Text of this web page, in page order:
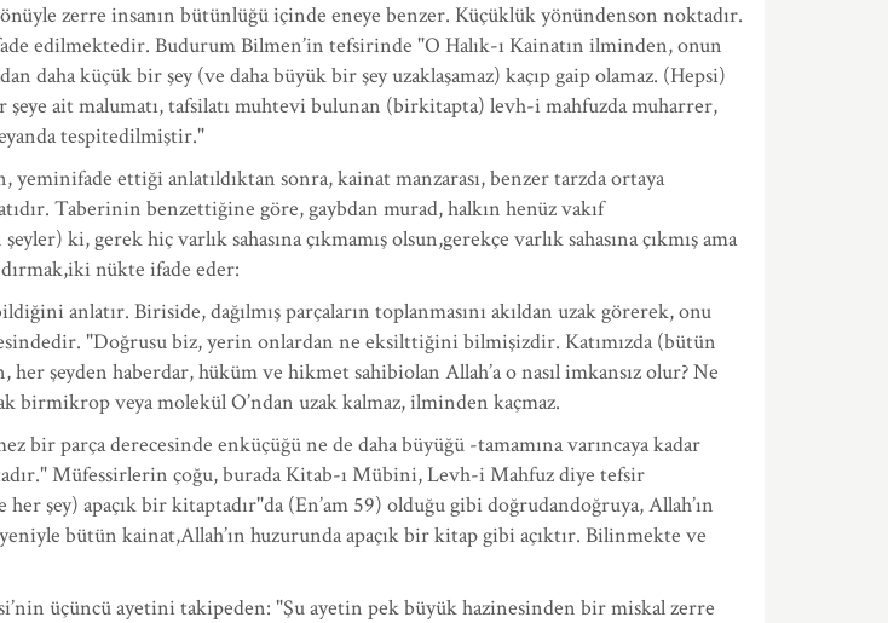
zerre insanın bütünlüğü içinde eneye benzer. Küçüklük yönündenson noktadır.
edilmektedir. Budurum Bilmen’in tefsirinde "O Halık-ı Kainatın ilminden, onun
küçük bir şey (ve daha büyük bir şey uzaklaşamaz) kaçıp gaip olamaz. (Hepsi)
ait malumatı, tafsilatı muhtevi bulunan (birkitapta) levh-i mahfuzda muharrer,
tespitedilmiştir."
yeminifade ettiği anlatıldıktan sonra, kainat manzarası, benzer tarzda ortaya
Taberinin benzettiğine göre, gaybdan murad, halkın henüz vakıf
ki, gerek hiç varlık sahasına çıkmamış olsun,gerekçe varlık sahasına çıkmış ama
nükte ifade eder:
anlatır. Biriside, dağılmış parçaların toplanmasını akıldan uzak görerek, onu
"Doğrusu biz, yerin onlardan ne eksilttiğini bilmişizdir. Katımızda (bütün
şeyden haberdar, hüküm ve hikmet sahibiolan Allah’a o nasıl imkansız olur? Ne
birmikrop veya molekül O’ndan uzak kalmaz, ilminden kaçmaz.
bir parça derecesinde enküçüğü ne de daha büyüğü -tamamına varıncaya kadar
Müfessirlerin çoğu, burada Kitab-ı Mübini, Levh-i Mahfuz diye tefsir
şey) apaçık bir kitaptadır"da (En’am 59) olduğu gibi doğrudandoğruya, Allah’ın
bütün kainat,Allah’ın huzurunda apaçık bir kitap gibi açıktır. Bilinmekte ve
üçüncü ayetini takipeden: "Şu ayetin pek büyük hazinesinden bir miskal zerre